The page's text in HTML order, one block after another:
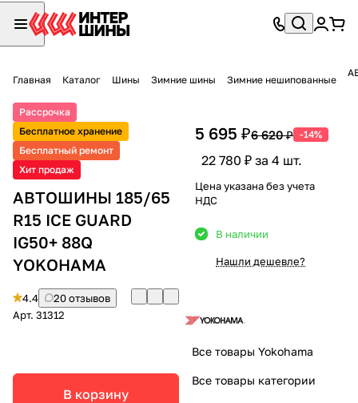
Главная Каталог Шины Зимние шины Зимние нешипованные
Рассрочка
Бесплатное хранение
Бесплатный ремонт
Хит продаж
АВТОШИНЫ 185/65
R15 ICE GUARD
IG50+ 88Q
YOKOHAMA
4.4
20 отзывов
Арт. 31312
В корзину
5 695 ₽6 620 ₽ -14%
22 780 ₽ за 4 шт.
Цена указана без учета
НДС
В наличии
Нашли дешевле?
Все товары Yokohama
Все товары категории